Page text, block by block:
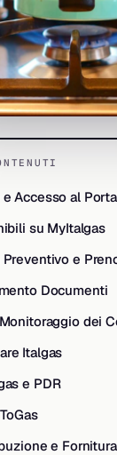
Accesso al
su MyItalgas
e
Documenti
dei
Italgas
e PDR
e Fornitura